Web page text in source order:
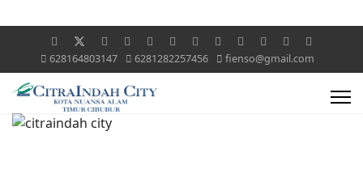
628164803147 6281282257456 fienso@gmail.com